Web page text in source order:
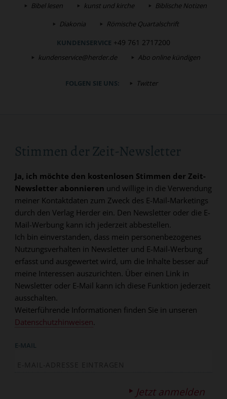
Bibel lesen
kunst und kirche
Biblische Notizen
Diakonia
Römische Quartalschrift
KUNDENSERVICE +49 761 2717200
kundenservice@herder.de Abo online kündigen
FOLGEN SIE UNS: Twitter
Stimmen der Zeit-Newsletter
Ja, ich möchte den kostenlosen Stimmen der Zeit-
Newsletter abonnieren und willige in die Verwendung
meiner Kontaktdaten zum Zweck des E-Mail-Marketings
durch den Verlag Herder ein. Den Newsletter oder die E-
Mail-Werbung kann ich jederzeit abbestellen.
Ich bin einverstanden, dass mein personenbezogenes
Nutzungsverhalten in Newsletter und E-Mail-Werbung
erfasst und ausgewertet wird, um die Inhalte besser auf
meine Interessen auszurichten. Über einen Link in
Newsletter oder E-Mail kann ich diese Funktion jederzeit
ausschalten.
Weiterführende Informationen finden Sie in unseren
Datenschutzhinweisen.
E-MAIL
Jetzt anmelden